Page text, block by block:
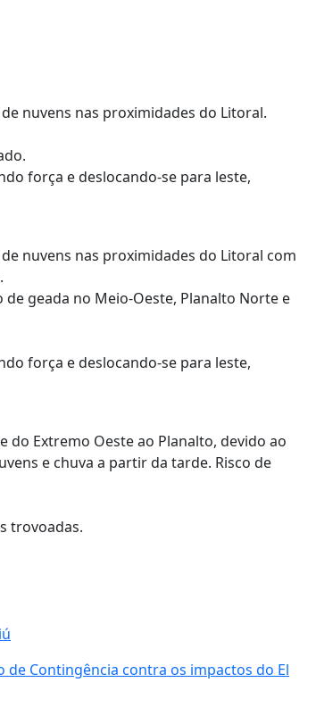
nuvens nas proximidades do Litoral.
força e deslocando-se para leste,
nuvens nas proximidades do Litoral com
geada no Meio-Oeste, Planalto Norte e
força e deslocando-se para leste,
Extremo Oeste ao Planalto, devido ao
e chuva a partir da tarde. Risco de
trovoadas.
Contingência contra os impactos do El